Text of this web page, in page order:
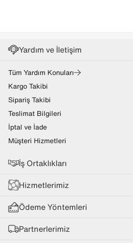
Yardım ve İletişim
Tüm Yardım Konuları
Kargo Takibi
Sipariş Takibi
Teslimat Bilgileri
İptal ve İade
Müşteri Hizmetleri
İş Ortaklıkları
Hizmetlerimiz
Ödeme Yöntemleri
Partnerlerimiz